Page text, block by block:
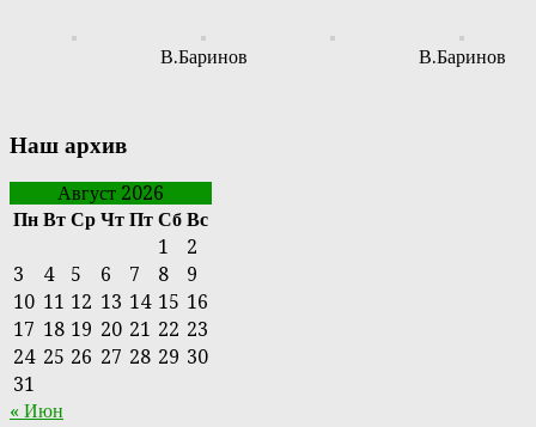
В.Баринов В.Баринов
Наш архив
Август 2026
Пн Вт Ср Чт Пт Сб Вс
1
2
3
4 5 6 7 8
9
10 11 12 13 14 15 16
17 18 19 20 21 22 23
24 25 26 27 28 29 30
31
« Июн